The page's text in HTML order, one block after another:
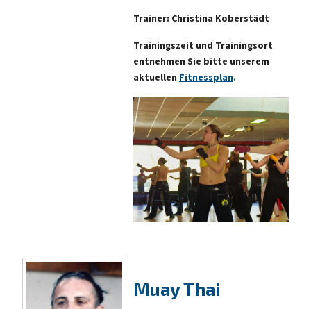
Trainer: Christina Koberstädt
Trainingszeit und Trainingsort
entnehmen Sie bitte unserem
aktuellen Fitnessplan.
Muay Thai